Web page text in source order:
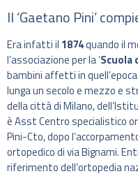
Il ‘Gaetano Pini’
Era infatti il 1874quando il
l’associazione per la ‘Scuola
bambini affetti in
lunga un secolo e mezzo e
della città di Milano,
è Asst Centro specialistico
Pini-Cto, dopo
ortopedico di via Bignami.
riferimento dell’ortopedia